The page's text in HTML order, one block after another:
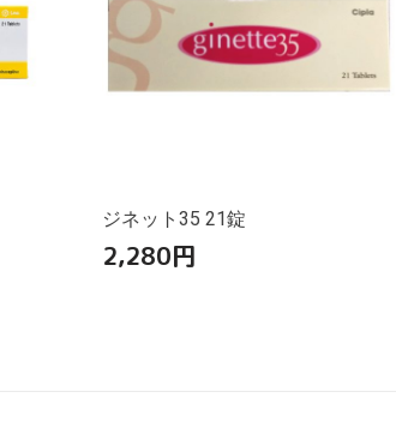
ジネット35 21錠
2,280円